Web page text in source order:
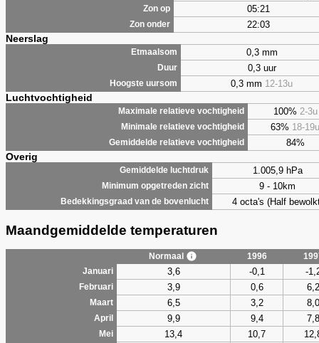
Zon op 05:21
Zon onder 22:03
Neerslag
Etmaalsom 0,3 mm
Duur 0,3 uur
Hoogste uursom 0,3 mm 12-13u
Luchtvochtigheid
Maximale relatieve vochtigheid 100% 2-3u
Minimale relatieve vochtigheid 63% 18-19u
Gemiddelde relatieve vochtigheid 84%
Overig
Gemiddelde luchtdruk 1.005,9 hPa
Minimum opgetreden zicht 9 - 10km
Bedekkingsgraad van de bovenlucht 4 octa's (Half
Maandgemiddelde temperaturen
Normaal 1996
Januari
3,6 -0,1 -
Februari 3,9 0,6 6,2
Maart 6,5 3,2 8,0
April 9,9 9,4 7,8
Mei 13,4 10,7